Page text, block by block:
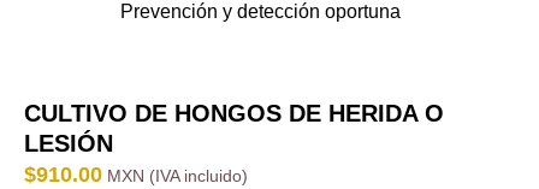
Prevención y detección oportuna
CULTIVO DE HONGOS DE HERIDA O
LESIÓN
$910.00